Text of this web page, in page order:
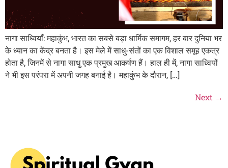
नागा साध्वियाँ: महाकुंभ, भारत का सबसे बड़ा धार्मिक समागम, हर बार दुनिया भर
के ध्यान का केंद्र बनता है। इस मेले में साधु-संतों का एक विशाल समूह एकत्र
होता है, जिनमें से नागा साधु एक प्रमुख आकर्षण हैं। हाल ही में, नागा साध्वियों
ने भी इस परंपरा में अपनी जगह बनाई है। महाकुंभ के दौरान, […]
Next →